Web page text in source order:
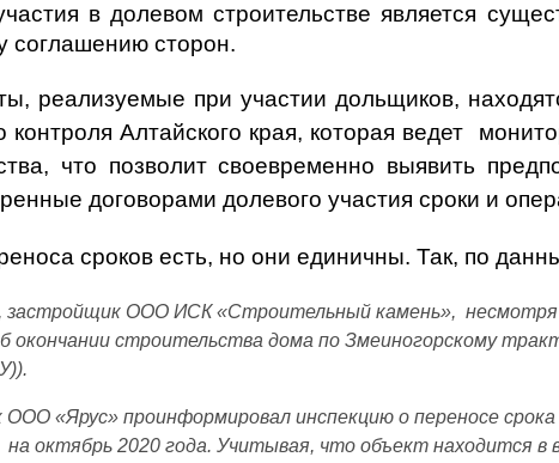
в долевом строительстве является
соглашению сторон.
реализуемые при участии дольщиков,
Алтайского края, которая ведет
что позволит своевременно выявить
договорами долевого участия сроки и
сроков есть, но они единичны. Так, по
застройщик ООО ИСК «Строительный камень», несмотря
окончании строительства дома по Змеиногорскому
«Ярус» проинформировал инспекцию о переносе
октябрь 2020 года. Учитывая, что объект находится в